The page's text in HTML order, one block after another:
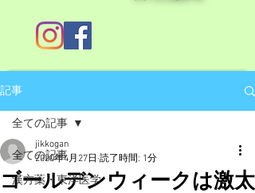
記事
全ての記事
漢方薬・東洋医学
全ての記事
ゴールデンウィークは激太
jikkogan
2020年4月27日 読了時間: 1分